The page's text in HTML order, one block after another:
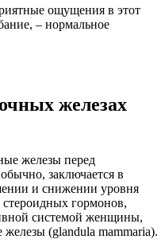
ощущения в этот
– нормальное
железах
железы перед
заключается в
и снижении уровня
стероидных гормонов,
системой женщины,
(glandula mammaria).